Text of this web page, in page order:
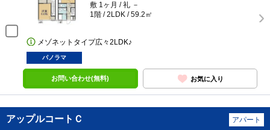
敷 1ヶ月 / 礼 －
1階 / 2LDK / 59.2㎡
メゾネットタイプ広々2LDK♪
パノラマ
お問い合わせ(無料) お気に入り
アップルコートＣ アパート